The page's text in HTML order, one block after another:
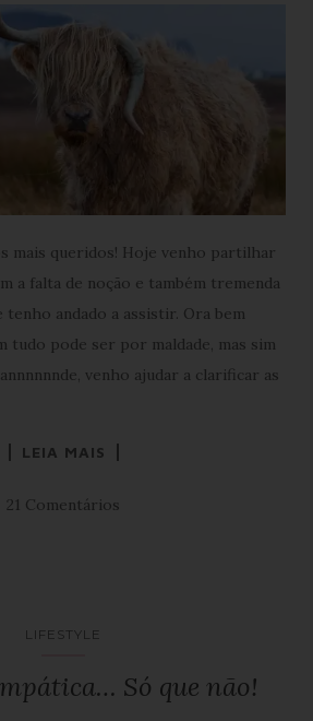
mais queridos! Hoje venho partilhar
a falta de noção e também tremenda
tenho andado a assistir. Ora bem
tudo pode ser por maldade, mas sim
venho ajudar a clarificar as
LEIA MAIS
21 Comentários
LIFESTYLE
Só que não!